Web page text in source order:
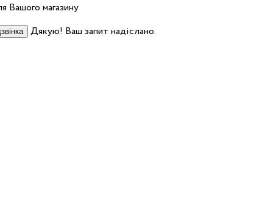
Вашого магазину
Дякую! Ваш запит надіслано.